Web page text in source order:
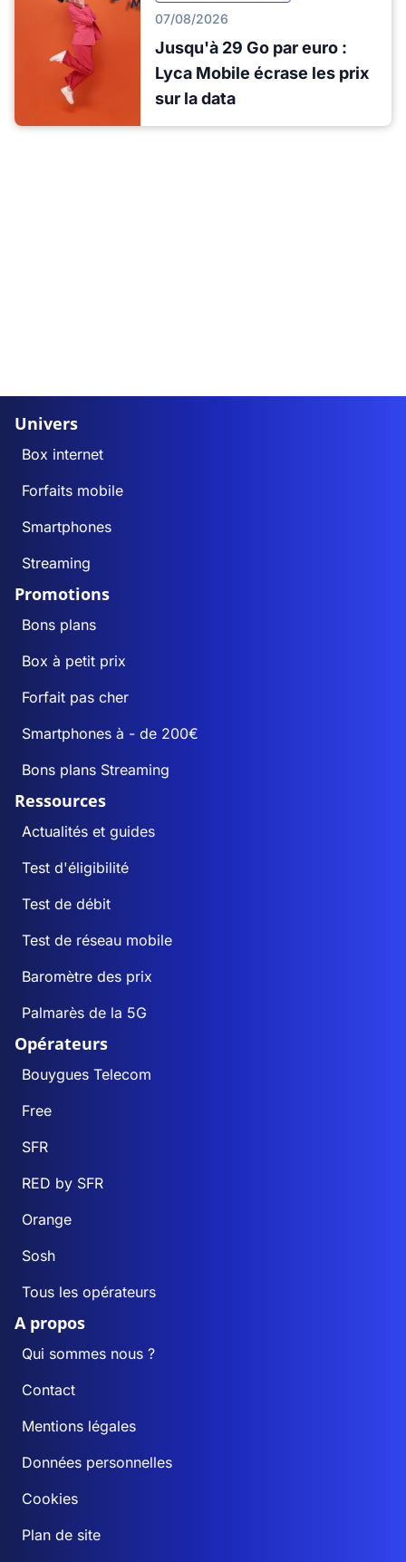
07/08/2026
Jusqu'à 29 Go par euro :
Lyca Mobile écrase les prix
sur la data
Univers
Box internet
Forfaits mobile
Smartphones
Streaming
Promotions
Bons plans
Box à petit prix
Forfait pas cher
Smartphones à - de 200€
Bons plans Streaming
Ressources
Actualités et guides
Test d'éligibilité
Test de débit
Test de réseau mobile
Baromètre des prix
Palmarès de la 5G
Opérateurs
Bouygues Telecom
Free
SFR
RED by SFR
Orange
Sosh
Tous les opérateurs
A propos
Qui sommes nous ?
Contact
Mentions légales
Données personnelles
Cookies
Plan de site